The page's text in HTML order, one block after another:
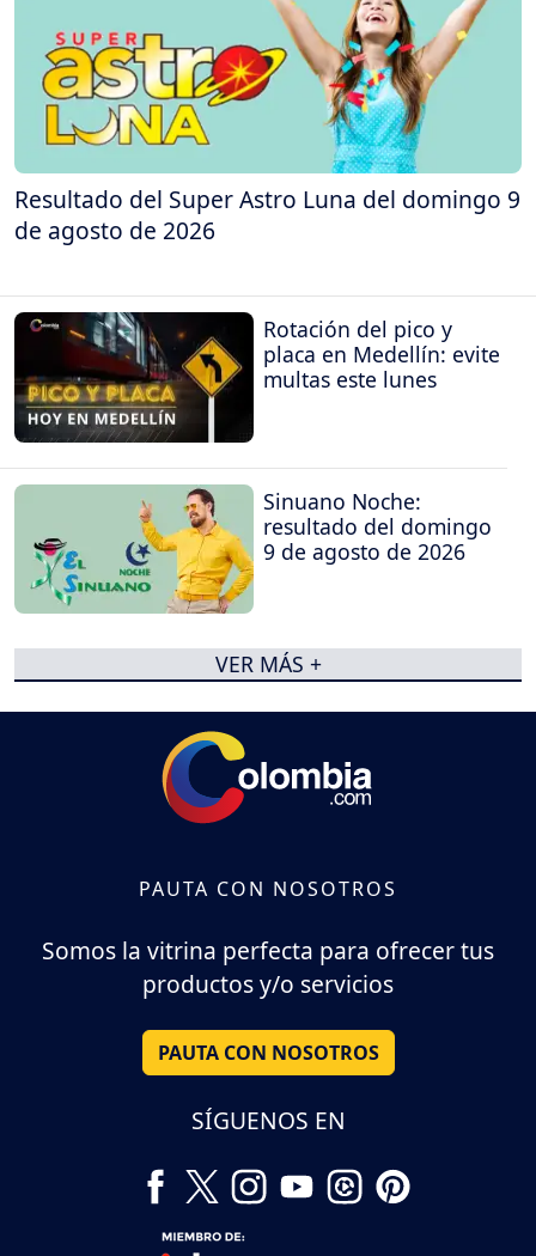
Resultado del Super Astro Luna del domingo 9
de agosto de 2026
Rotación del pico y
placa en Medellín: evite
multas este lunes
Sinuano Noche:
resultado del domingo
9 de agosto de 2026
VER MÁS +
PAUTA CON NOSOTROS
Somos la vitrina perfecta para ofrecer tus
productos y/o servicios
PAUTA CON NOSOTROS
SÍGUENOS EN